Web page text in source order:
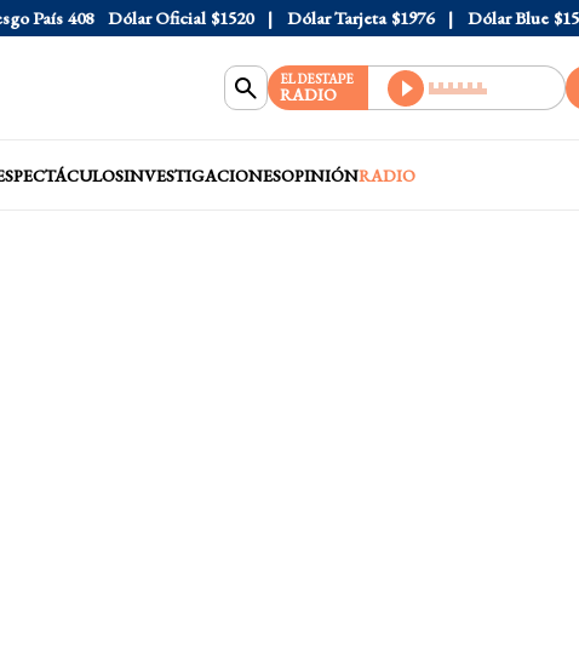
408 Dólar Oficial $1520 Dólar Tarjeta $1976 Dólar Blue $1530
EL DESTAPE
RADIO
INVESTIGACIONESOPINIÓNRADIO